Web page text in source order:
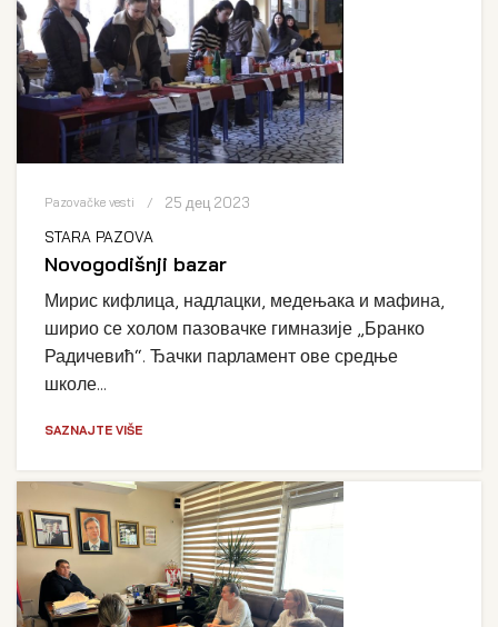
Pazovačke vesti 25 дец 2023
STARA PAZOVA
Novogodišnji bazar
Мирис кифлица, надлацки, медењака и мафина,
ширио се холом пазовачке гимназије „Бранко
Радичевић“. Ђачки парламент ове средње
школе...
SAZNAJTE VIŠE